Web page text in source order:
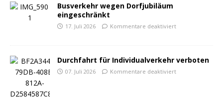
Busverkehr wegen Dorfjubiläum
eingeschränkt
17. Juli 2026 Kommentare deaktiviert
Durchfahrt für Individualverkehr verboten
07. Juli 2026 Kommentare deaktiviert